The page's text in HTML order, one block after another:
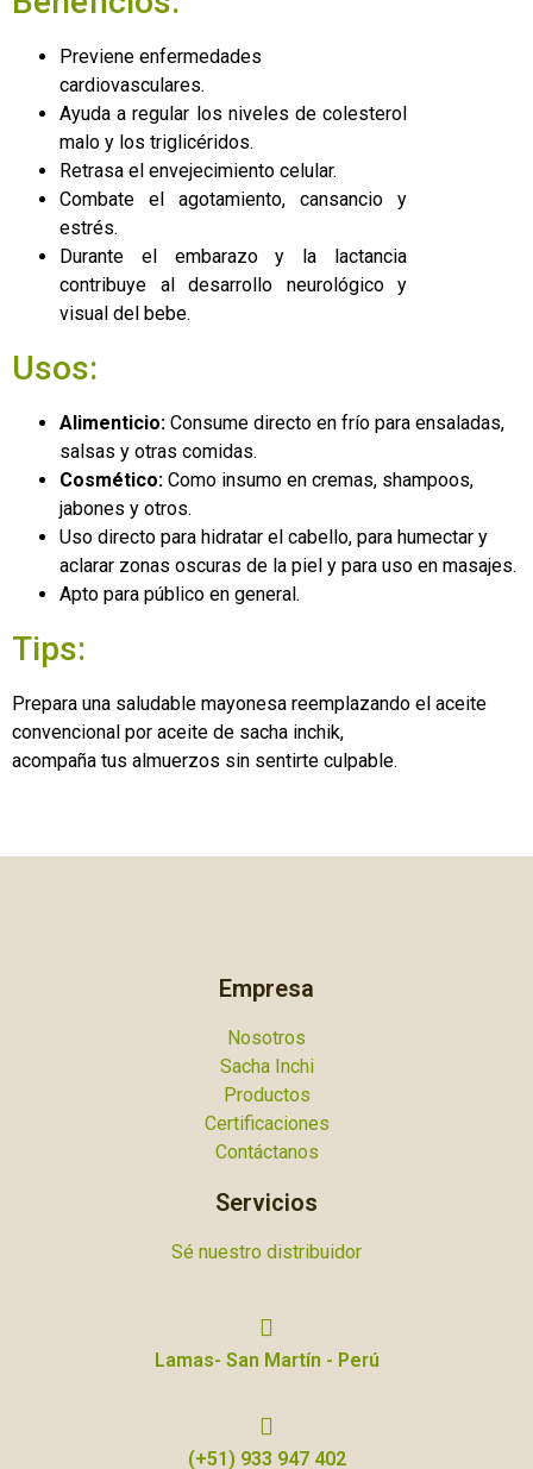
Previene enfermedades
cardiovasculares.
Ayuda a regular los niveles de colesterol
malo y los triglicéridos.
Retrasa el envejecimiento celular.
Combate el agotamiento, cansancio y
estrés.
Durante el embarazo y la lactancia
contribuye al desarrollo neurológico y
visual del bebe.
Usos:
Alimenticio: Consume directo en frío para ensaladas,
salsas y otras comidas.
Cosmético: Como insumo en cremas, shampoos,
jabones y otros.
Uso directo para hidratar el cabello, para humectar y
aclarar zonas oscuras de la piel y para uso en masajes.
Apto para público en general.
Tips:
Prepara una saludable mayonesa reemplazando el aceite
convencional por aceite de sacha inchik,
acompaña tus almuerzos sin sentirte culpable.
Empresa
Nosotros
Sacha Inchi
Productos
Certificaciones
Contáctanos
Servicios
Sé nuestro distribuidor
Lamas- San Martín - Perú
(+51) 933 947 402